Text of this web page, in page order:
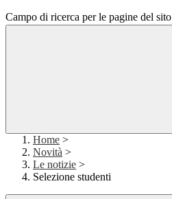
Campo di ricerca per le pagine del sito
Home >
Novità >
Le notizie >
Selezione studenti